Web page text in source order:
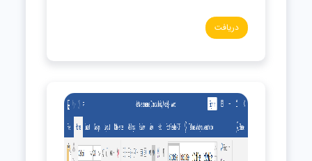
دریافت